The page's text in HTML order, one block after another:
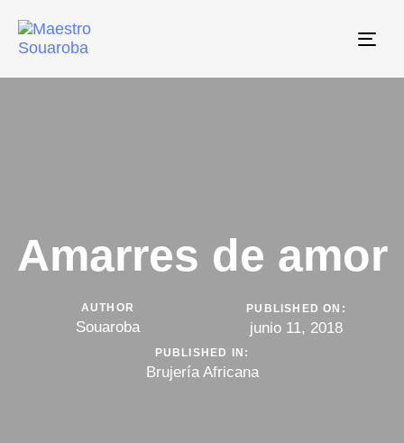
Amarres de amor
AUTHOR
Souaroba
PUBLISHED ON:
junio 11, 2018
PUBLISHED IN:
Brujería Africana